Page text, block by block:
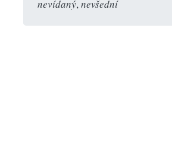
nevídaný,nevšední